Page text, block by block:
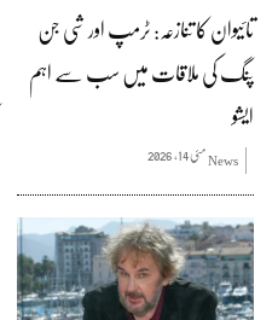
تائیوان کا تنازعہ: ٹرمپ اور شی جن
پنگ کی ملاقات میں سب سے اہم
ایشو
Newsمئی 14, 2026